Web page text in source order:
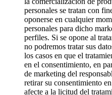
personales se tratan con
oponerse en cualquier
personales para dicho
perfiles. Si se opone al
no podremos tratar sus
los casos en que el
en el consentimiento, en
de marketing del
retirar su consentimiento
afecte a la licitud del